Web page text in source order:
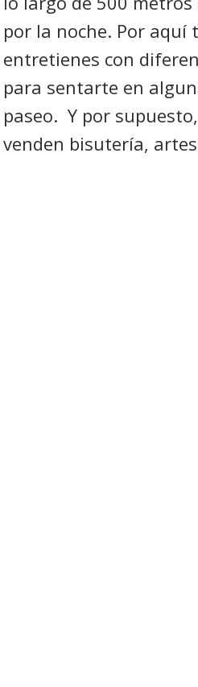
por la noche. Por aquí
entretienes con
para sentarte en
paseo. Y por
venden bisutería,